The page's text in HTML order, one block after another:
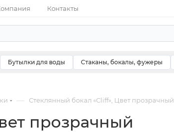
Контакты
Бутылки для воды Стаканы, бокалы, фужеры
— Стеклянный бокал «Cliff», Цвет прозрачный
прозрачный